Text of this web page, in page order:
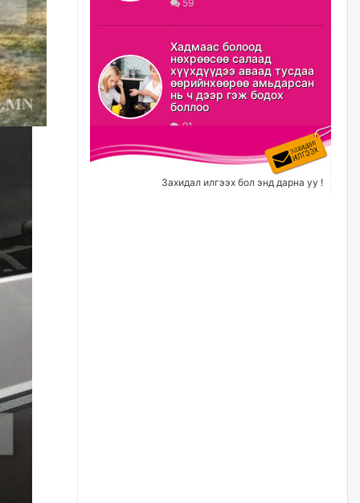
ХЗДХ-ын сайд С.Амарсайхан:
Авлигаар авсан хөрөнгийг
хурааж, нийгмийн сайн
сайхны хөгжилд зориулах
бөгөөд үүнийг хэд хэдэн эрх
бүхий байгууллагаас санал авна
өчигдѳр
Шатахууныг олдож байгаа
газраас нь л авч байна. Үнэ
тарифаас илүү хангамж дээр
анхаарч байна
59
Хадмаас болоод
нөхрөөсөө салаад
хүүхдүүдээ аваад тусдаа
өөрийнхөөрөө амьдарсан
нь ч дээр гэж бодох
боллоо
91
Захидал илгээх бол энд дарна уу !